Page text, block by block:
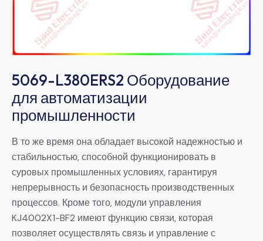
5069-L380ERS2 Оборудование
для автоматизации
промышленности
В то же время она обладает высокой надежностью и
стабильностью, способной функционировать в
суровых промышленных условиях, гарантируя
непрерывность и безопасность производственных
процессов. Кроме того, модули управления
KJ4002X1-BF2 имеют функцию связи, которая
позволяет осуществлять связь и управление с